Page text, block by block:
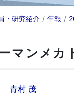
・研究紹介 年報
マンメカ
青村 茂